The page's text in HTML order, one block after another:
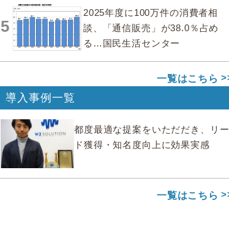
5
2025年度に100万件の消費者相
談、「通信販売」が38.0％占め
る…国民生活センター
一覧はこちら
導入事例一覧
都度最適な提案をいただだき、リー
ド獲得・知名度向上に効果実感
一覧はこちら